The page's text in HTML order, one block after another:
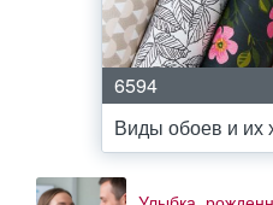
6594
Виды обоев и их